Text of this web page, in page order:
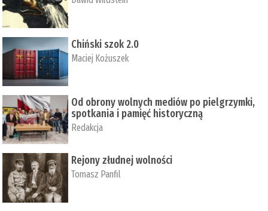
Chiński szok 2.0
Maciej Kożuszek
Od obrony wolnych mediów po pielgrzymki,
spotkania i pamięć historyczną
Redakcja
Rejony złudnej wolności
Tomasz Panfil